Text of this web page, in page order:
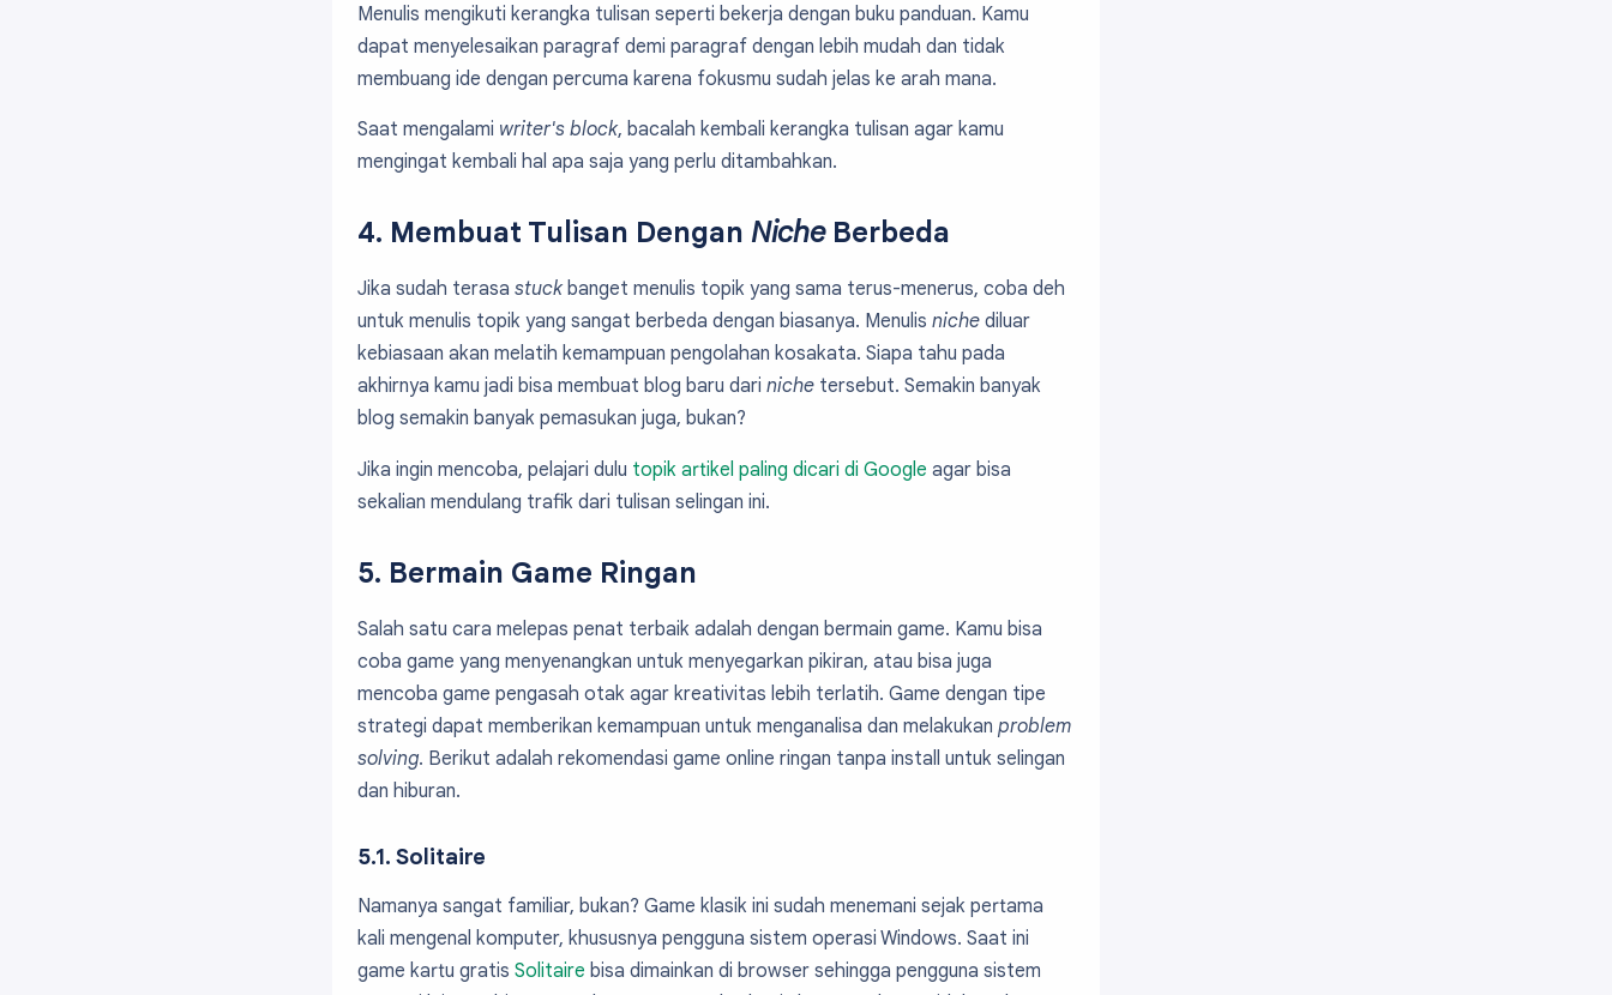
Menulis mengikuti kerangka tulisan seperti bekerja dengan buku panduan. Kamu
dapat menyelesaikan paragraf demi paragraf dengan lebih mudah dan tidak
membuang ide dengan percuma karena fokusmu sudah jelas ke arah mana.
Saat mengalami writer's block, bacalah kembali kerangka tulisan agar kamu
mengingat kembali hal apa saja yang perlu ditambahkan.
4. Membuat Tulisan Dengan NicheBerbeda
Jika sudah terasa stuckbanget menulis topik yang sama terus-menerus, coba deh
untuk menulis topik yang sangat berbeda dengan biasanya. Menulis niche diluar
kebiasaan akan melatih kemampuan pengolahan kosakata. Siapa tahu pada
akhirnya kamu jadi bisa membuat blog baru dari niche tersebut. Semakin banyak
blog semakin banyak pemasukan juga, bukan?
Jika ingin mencoba, pelajari dulu topik artikel paling dicari di Google agar bisa
sekalian mendulang trafik dari tulisan selingan ini.
5. Bermain Game Ringan
Salah satu cara melepas penat terbaik adalah dengan bermain game. Kamu bisa
coba game yang menyenangkan untuk menyegarkan pikiran, atau bisa juga
mencoba game pengasah otak agar kreativitas lebih terlatih. Game dengan tipe
strategi dapat memberikan kemampuan untuk menganalisa dan melakukan problem
solving. Berikut adalah rekomendasi game online ringan tanpa install untuk selingan
dan hiburan.
5.1. Solitaire
Namanya sangat familiar, bukan? Game klasik ini sudah menemani sejak pertama
kali mengenal komputer, khususnya pengguna sistem operasi Windows. Saat ini
game kartu gratis Solitaire bisa dimainkan di browser sehingga pengguna sistem